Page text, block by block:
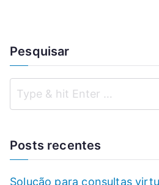
Pesquisar
Posts recentes
Solução para consultas